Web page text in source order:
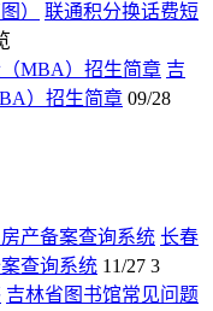
联通积分换话费短
吉
）招生简章 09/28
长春
查询系统 11/27 3
吉林省图书馆常见问题